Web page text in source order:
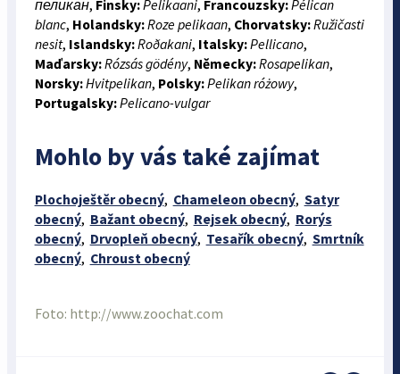
пеликан, Finsky:Pelikaani, Francouzsky:Pélican
blanc, Holandsky:Roze pelikaan, Chorvatsky:Ružičasti
nesit, Islandsky:Roðakani, Italsky:Pellicano,
Maďarsky:Rózsás gödény, Německy:Rosapelikan,
Norsky:Hvitpelikan, Polsky:Pelikan różowy,
Portugalsky:Pelicano-vulgar
Mohlo by vás také zajímat
Plochoještěr obecný, Chameleon obecný, Satyr
obecný, Bažant obecný, Rejsek obecný, Rorýs
obecný, Drvopleň obecný, Tesařík obecný, Smrtník
obecný, Chroust obecný
Foto: http://www.zoochat.com